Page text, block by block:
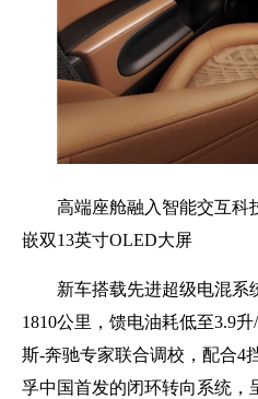
高端座舱融入智能交互科
嵌双13英寸OLED大屏
新车搭载先进超级电混系
1810公里，馈电油耗低至3.9
斯-奔驰专家联合调校，配合4
孚中国首发的闭环转向系统，